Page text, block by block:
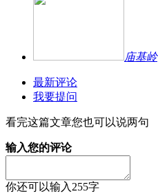
庙基岭
最新评论
我要提问
看完这篇文章您也可以说两句
输入您的评论
你还可以输入 255字